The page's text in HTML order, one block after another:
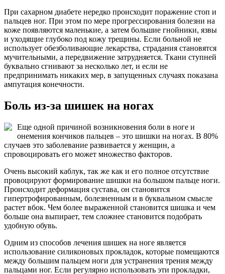
При сахарном диабете нередко происходит поражение стоп и
пальцев ног. При этом по мере прогрессирования болезни на
коже появляются маленькие, а затем большие гнойники, язвы
и уходящие глубоко под кожу трещины. Если больной не
использует обезболивающие лекарства, страдания становятся
мучительными, а передвижение затрудняется. Ткани ступней
буквально сгнивают за несколько лет, и если не
предпринимать никаких мер, в запущенных случаях показана
ампутация конечности.
Боль из-за шишек на ногах
Еще одной причиной возникновения боли в ноге и
онемения кончиков пальцев – это шишки на ногах. В 80%
случаев это заболевание развивается у женщин, а
спровоцировать его может множество факторов.
Очень высокий каблук, так же как и его полное отсутствие
провоцируют формирование шишки на большом пальце ноги.
Происходит деформация сустава, он становится
гипертрофированным, болезненным и в буквальном смысле
растет вбок. Чем более выраженной становится шишка и чем
больше она выпирает, тем сложнее становится подобрать
удобную обувь.
Одним из способов лечения шишек на ноге является
использование силиконовых прокладок, которые помещаются
между большим пальцем ноги для устранения трения между
пальцами ног. Если регулярно использовать эти прокладки,